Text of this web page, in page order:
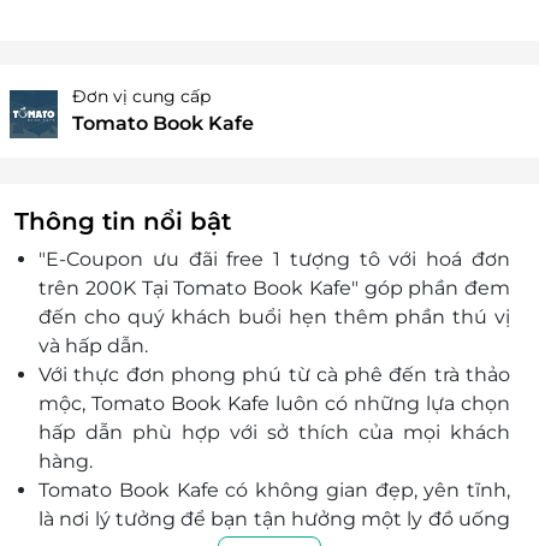
Đơn vị cung cấp
Tomato Book Kafe
Thông tin nổi bật
"E-Coupon ưu đãi free 1 tượng tô với hoá đơn
trên 200K Tại Tomato Book Kafe" góp phần đem
đến cho quý khách buổi hẹn thêm phần thú vị
và hấp dẫn.
Với thực đơn phong phú từ cà phê đến trà thảo
mộc, Tomato Book Kafe luôn có những lựa chọn
hấp dẫn phù hợp với sở thích của mọi khách
hàng.
Tomato Book Kafe có không gian đẹp, yên tĩnh,
là nơi lý tưởng để bạn tận hưởng một ly đồ uống